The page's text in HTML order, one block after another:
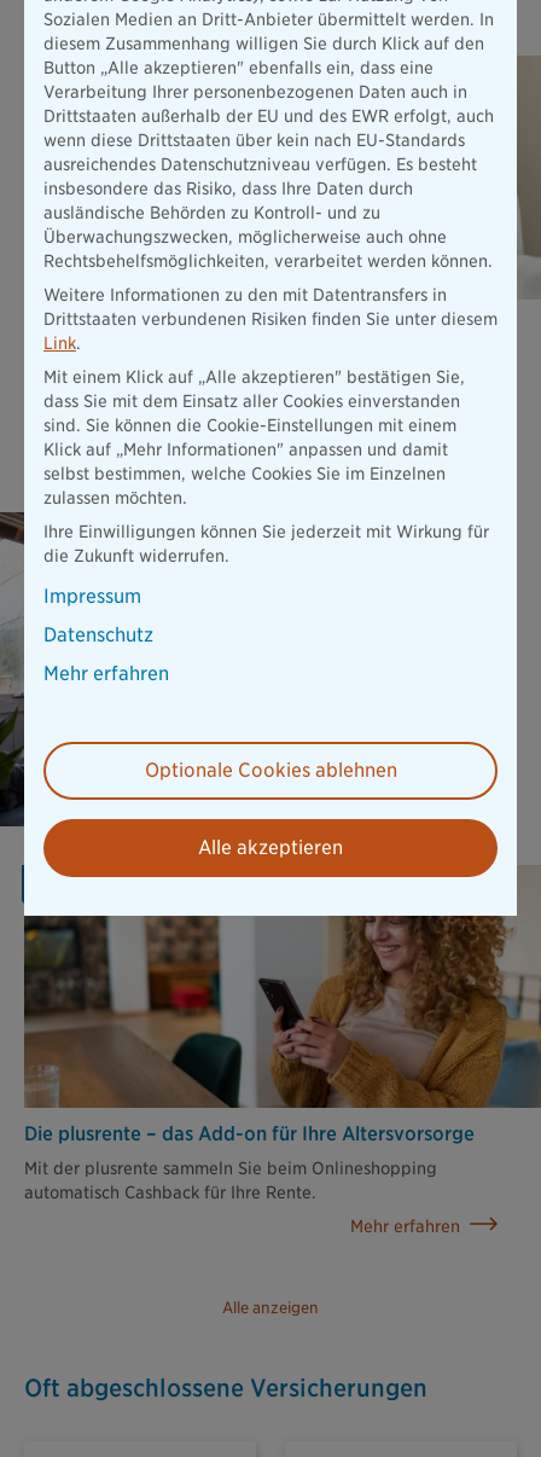
Alle anzeigen
Unfallversicherung ExistenzBudget
ExistenzBudget in einer Höhe von bis zu 10 Mio. € nach
einem Unfall - und das schon ab 9,41 € pro Monat.
Mehr erfahren
Elementar­versicherung
AKTION
Die plusrente – das Add-on für Ihre Altersvorsorge
Mit der plusrente sammeln Sie beim Onlineshopping
automatisch Cashback für Ihre Rente.
Mehr erfahren
Oft abgeschlossene Versicherungen
Sozialen Medien an Dritt-Anbieter übermittelt werden. In
diesem Zusammenhang willigen Sie durch Klick auf den
Button „Alle akzeptieren" ebenfalls ein, dass eine
Verarbeitung Ihrer personenbezogenen Daten auch in
Drittstaaten außerhalb der EU und des EWR erfolgt, auch
wenn diese Drittstaaten über kein nach EU-Standards
ausreichendes Datenschutzniveau verfügen. Es besteht
insbesondere das Risiko, dass Ihre Daten durch
ausländische Behörden zu Kontroll- und zu
Überwachungszwecken, möglicherweise auch ohne
Rechtsbehelfsmöglichkeiten, verarbeitet werden können.
Weitere Informationen zu den mit Datentransfers in
Drittstaaten verbundenen Risiken finden Sie unter diesem
Link.
Mit einem Klick auf „Alle akzeptieren" bestätigen Sie,
dass Sie mit dem Einsatz aller Cookies einverstanden
sind. Sie können die Cookie-Einstellungen mit einem
Klick auf „Mehr Informationen" anpassen und damit
selbst bestimmen, welche Cookies Sie im Einzelnen
zulassen möchten.
Ihre Einwilligungen können Sie jederzeit mit Wirkung für
die Zukunft widerrufen.
Impressum
Datenschutz
Mehr erfahren
Optionale Cookies ablehnen
Alle akzeptieren